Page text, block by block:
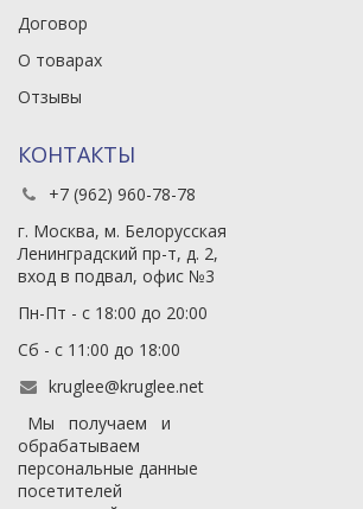
Договор
О товарах
Отзывы
КОНТАКТЫ
+7 (962) 960-78-78
г. Москва, м. Белорусская
Ленинградский пр-т, д. 2,
вход в подвал, офис №3
Пн-Пт - с 18:00 до 20:00
Сб - с 11:00 до 18:00
kruglee@kruglee.net
Мы получаем и
обрабатываем
персональные данные
посетителей